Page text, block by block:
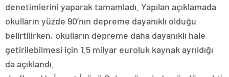
denetimlerini yaparak tamamladı. Yapılan açıklamada
okulların yüzde 90’nın depreme dayanıklı olduğu
belirtilirken, okulların depreme daha dayanıklı hale
getirilebilmesi için 1.5 milyar euroluk kaynak ayrıldığı
da açıklandı.